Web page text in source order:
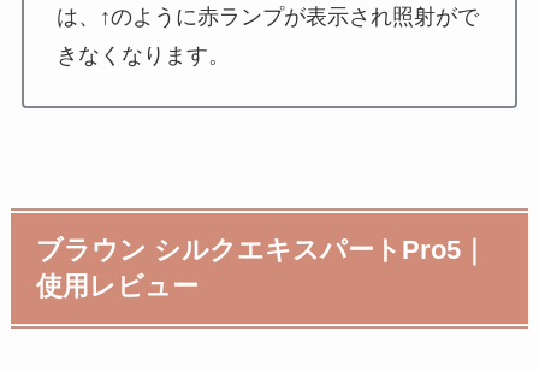
は、↑のように赤ランプが表示され照射がで
きなくなります。
ブラウン シルクエキスパートPro5｜
使用レビュー